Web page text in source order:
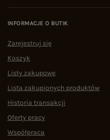
INFORMACJE O BUTIK
Zarejestruj się
Koszyk
Listy zakupowe
Lista zakupionych produktów
Historia transakcji
Oferty pracy
Współpraca